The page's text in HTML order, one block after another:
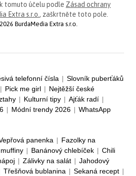
tomuto účelu podle Zásad ochrany
Extra s.r.o., zaškrtněte toto pole.
BurdaMedia Extra s.r.o.
telefonní čísla | Slovník puberťáků
| Pick me girl | Nejtěžší české
| Kulturní tipy | Ajťák radí |
| Módní trendy 2026 | WhatsApp
panenka | Fazolky na
| Banánový chlebíček | Chili
| Zálivky na salát | Jahodový
Třešňová bublanina | Sekaná recept |